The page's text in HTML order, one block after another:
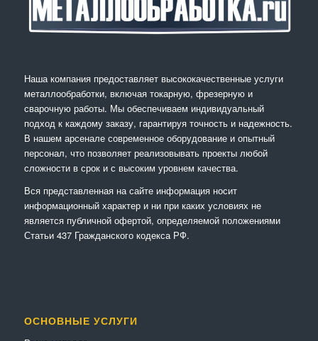
Наша компания предоставляет высококачественные услуги
металлообработки, включая токарную, фрезерную и
сварочную работы. Мы обеспечиваем индивидуальный
подход к каждому заказу, гарантируя точность и надежность.
В нашем арсенале современное оборудование и опытный
персонал, что позволяет реализовывать проекты любой
сложности в срок и с высоким уровнем качества.
Вся представленная на сайте информация носит
информационный характер и ни при каких условиях не
является публичной офертой, определяемой положениями
Статьи 437 Гражданского кодекса РФ.
ОСНОВНЫЕ УСЛУГИ